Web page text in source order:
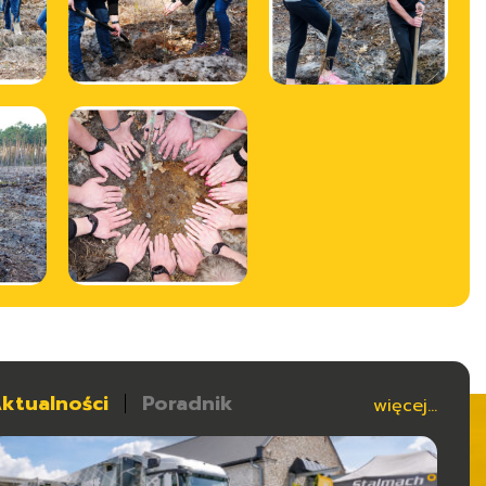
Poradnik więcej...